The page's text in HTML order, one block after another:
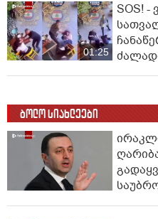
01:25
SOS!
ბოლო სიახლეები